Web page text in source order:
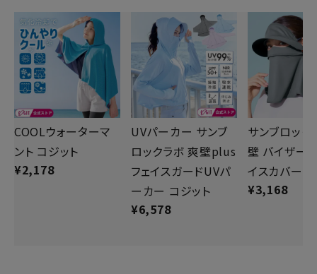
COOLウォーターマ
ント コジット
¥2,178
UVパーカー サンブ
ロックラボ 爽壁plus
フェイスガードUVパ
ーカー コジット
¥6,578
サンブロック
壁 バイザー
イスカバー
¥3,168